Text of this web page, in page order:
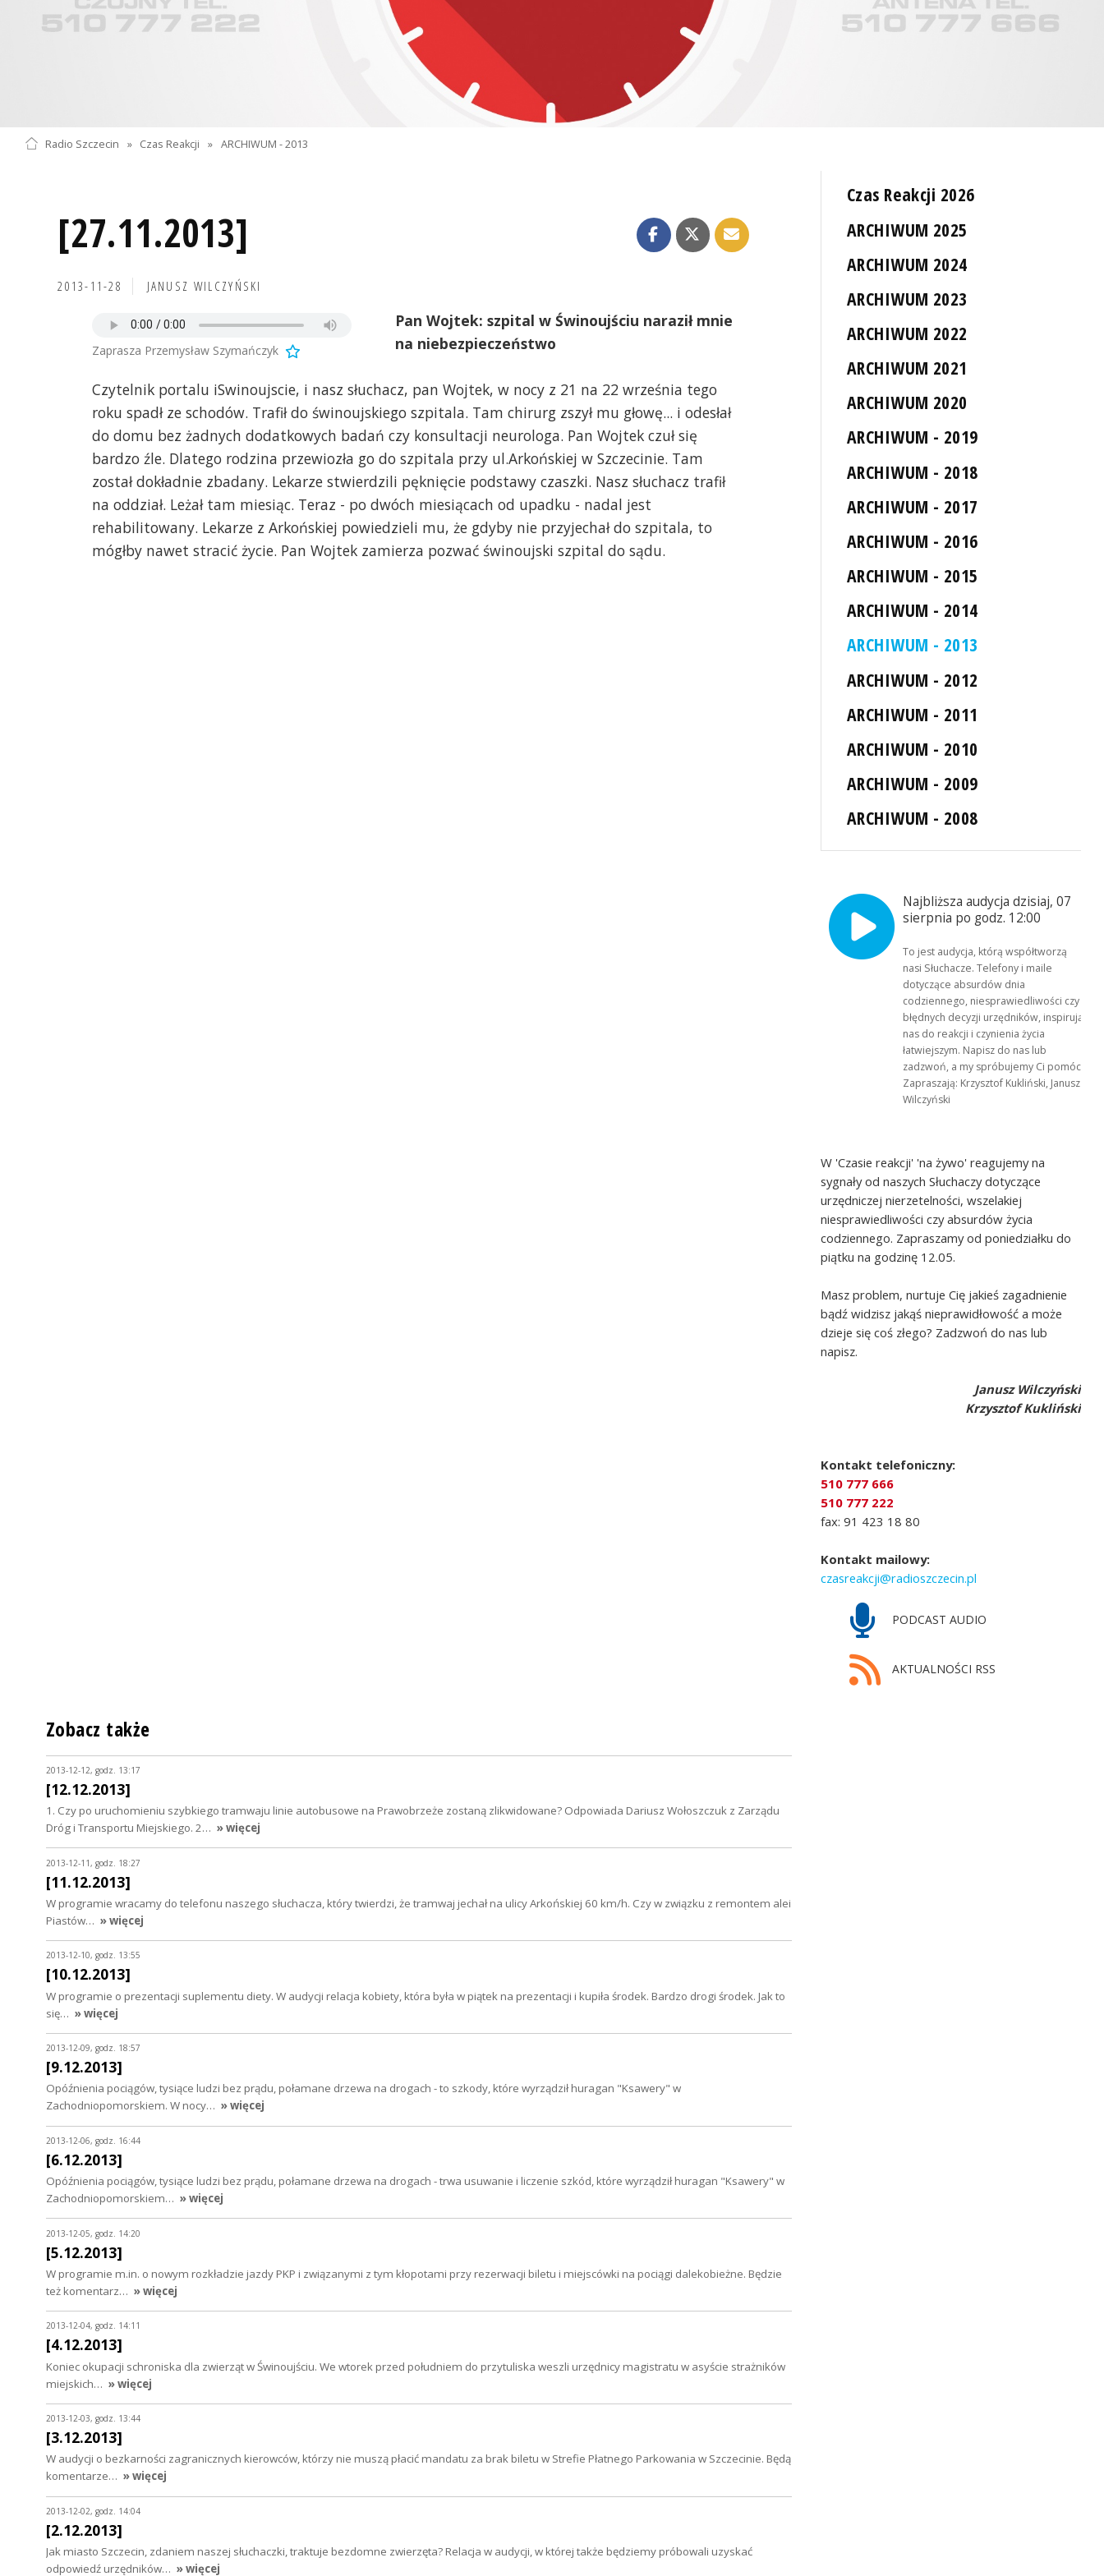
Radio Szczecin » Czas Reakcji » ARCHIWUM - 2013
[27.11.2013]
2013-11-28 JANUSZ WILCZYŃSKI
Zaprasza Przemysław Szymańczyk
Pan Wojtek: szpital w Świnoujściu naraził mnie
na niebezpieczeństwo
Czytelnik portalu iSwinoujscie, i nasz słuchacz, pan Wojtek, w nocy z 21 na 22 września tego
roku spadł ze schodów. Trafił do świnoujskiego szpitala. Tam chirurg zszył mu głowę... i odesłał
do domu bez żadnych dodatkowych badań czy konsultacji neurologa. Pan Wojtek czuł się
bardzo źle. Dlatego rodzina przewiozła go do szpitala przy ul.Arkońskiej w Szczecinie. Tam
został dokładnie zbadany. Lekarze stwierdzili pęknięcie podstawy czaszki. Nasz słuchacz trafił
na oddział. Leżał tam miesiąc. Teraz - po dwóch miesiącach od upadku - nadal jest
rehabilitowany. Lekarze z Arkońskiej powiedzieli mu, że gdyby nie przyjechał do szpitala, to
mógłby nawet stracić życie. Pan Wojtek zamierza pozwać świnoujski szpital do sądu.
Czas Reakcji 2026
ARCHIWUM 2025
ARCHIWUM 2024
ARCHIWUM 2023
ARCHIWUM 2022
ARCHIWUM 2021
ARCHIWUM 2020
ARCHIWUM - 2019
ARCHIWUM - 2018
ARCHIWUM - 2017
ARCHIWUM - 2016
ARCHIWUM - 2015
ARCHIWUM - 2014
ARCHIWUM - 2013
ARCHIWUM - 2012
ARCHIWUM - 2011
ARCHIWUM - 2010
ARCHIWUM - 2009
ARCHIWUM - 2008
Najbliższa audycja dzisiaj, 07
sierpnia po godz. 12:00
To jest audycja, którą współtworzą
nasi Słuchacze. Telefony i maile
dotyczące absurdów dnia
codziennego, niesprawiedliwości czy
błędnych decyzji urzędników, inspirują
nas do reakcji i czynienia życia
łatwiejszym. Napisz do nas lub
zadzwoń, a my spróbujemy Ci pomóc.
Zapraszają: Krzysztof Kukliński, Janusz
Wilczyński
W 'Czasie reakcji' 'na żywo' reagujemy na
sygnały od naszych Słuchaczy dotyczące
urzędniczej nierzetelności, wszelakiej
niesprawiedliwości czy absurdów życia
codziennego. Zapraszamy od poniedziałku do
piątku na godzinę 12.05.
Masz problem, nurtuje Cię jakieś zagadnienie
bądź widzisz jakąś nieprawidłowość a może
dzieje się coś złego? Zadzwoń do nas lub
napisz.
Janusz Wilczyński
Krzysztof Kukliński
Kontakt telefoniczny:
510 777 666
510 777 222
fax: 91 423 18 80
Kontakt mailowy:
czasreakcji@radioszczecin.pl
PODCAST AUDIO
AKTUALNOŚCI RSS
Zobacz także
2013-12-12, godz. 13:17
[12.12.2013]
1. Czy po uruchomieniu szybkiego tramwaju linie autobusowe na Prawobrzeże zostaną zlikwidowane? Odpowiada Dariusz Wołoszczuk z Zarządu
Dróg i Transportu Miejskiego. 2… » więcej
2013-12-11, godz. 18:27
[11.12.2013]
W programie wracamy do telefonu naszego słuchacza, który twierdzi, że tramwaj jechał na ulicy Arkońskiej 60 km/h. Czy w związku z remontem alei
Piastów… » więcej
2013-12-10, godz. 13:55
[10.12.2013]
W programie o prezentacji suplementu diety. W audycji relacja kobiety, która była w piątek na prezentacji i kupiła środek. Bardzo drogi środek. Jak to
się… » więcej
2013-12-09, godz. 18:57
[9.12.2013]
Opóźnienia pociągów, tysiące ludzi bez prądu, połamane drzewa na drogach - to szkody, które wyrządził huragan "Ksawery" w
Zachodniopomorskiem. W nocy… » więcej
2013-12-06, godz. 16:44
[6.12.2013]
Opóźnienia pociągów, tysiące ludzi bez prądu, połamane drzewa na drogach - trwa usuwanie i liczenie szkód, które wyrządził huragan "Ksawery" w
Zachodniopomorskiem… » więcej
2013-12-05, godz. 14:20
[5.12.2013]
W programie m.in. o nowym rozkładzie jazdy PKP i związanymi z tym kłopotami przy rezerwacji biletu i miejscówki na pociągi dalekobieżne. Będzie
też komentarz… » więcej
2013-12-04, godz. 14:11
[4.12.2013]
Koniec okupacji schroniska dla zwierząt w Świnoujściu. We wtorek przed południem do przytuliska weszli urzędnicy magistratu w asyście strażników
miejskich… » więcej
2013-12-03, godz. 13:44
[3.12.2013]
W audycji o bezkarności zagranicznych kierowców, którzy nie muszą płacić mandatu za brak biletu w Strefie Płatnego Parkowania w Szczecinie. Będą
komentarze… » więcej
2013-12-02, godz. 14:04
[2.12.2013]
Jak miasto Szczecin, zdaniem naszej słuchaczki, traktuje bezdomne zwierzęta? Relacja w audycji, w której także będziemy próbowali uzyskać
odpowiedź urzędników… » więcej